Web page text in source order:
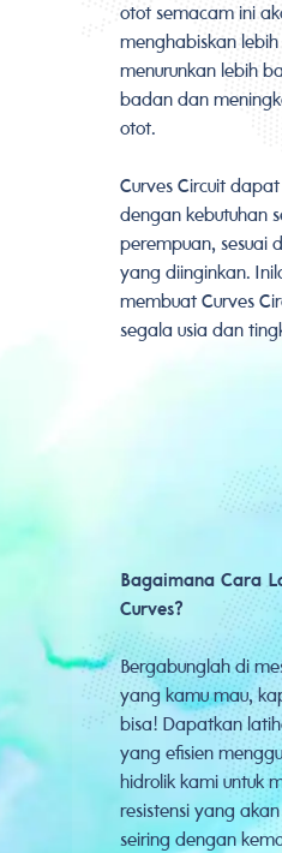
otot semacam ini
menghabiskan
menurunkan lebih
badan dan
otot.
Curves Circuit
dengan kebutuhan
perempuan, sesuai
yang diinginkan.
membuat Curves
segala usia dan
Bagaimana Cara
Curves?
Bergabunglah di
yang kamu mau,
bisa! Dapatkan
yang efisien
hidrolik kami untuk
resistensi yang
seiring dengan